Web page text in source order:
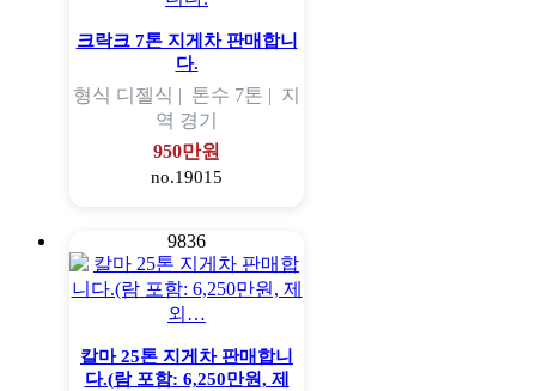
크락크 7톤 지게차 판매합니
다.
형식 디젤식 | 톤수 7톤 | 지
역 경기
950만원
no.19015
9836
칼마 25톤 지게차 판매합니
다.(람 포함: 6,250만원, 제